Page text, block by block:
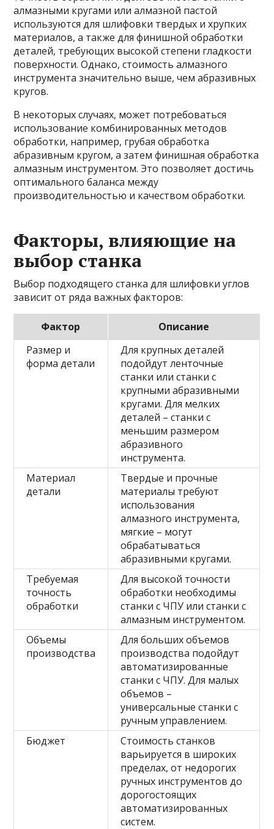
алмазными кругами или алмазной пастой
используются для шлифовки твердых и хрупких
материалов, а также для финишной обработки
деталей, требующих высокой степени гладкости
поверхности. Однако, стоимость алмазного
инструмента значительно выше, чем абразивных
кругов.
В некоторых случаях, может потребоваться
использование комбинированных методов
обработки, например, грубая обработка
абразивным кругом, а затем финишная обработка
алмазным инструментом. Это позволяет достичь
оптимального баланса между
производительностью и качеством обработки.
Факторы, влияющие на
выбор станка
Выбор подходящего станка для шлифовки углов
зависит от ряда важных факторов:
Фактор
Описание
Размер и
форма детали
Для крупных деталей
подойдут ленточные
станки или станки с
крупными абразивными
кругами. Для мелких
деталей – станки с
меньшим размером
абразивного
инструмента.
Материал
детали
Твердые и прочные
материалы требуют
использования
алмазного инструмента,
мягкие – могут
обрабатываться
абразивными кругами.
Требуемая
точность
обработки
Для высокой точности
обработки необходимы
станки с ЧПУ или станки с
алмазным инструментом.
Объемы
производства
Для больших объемов
производства подойдут
автоматизированные
станки с ЧПУ. Для малых
объемов –
универсальные станки с
ручным управлением.
Бюджет
Стоимость станков
варьируется в широких
пределах, от недорогих
ручных инструментов до
дорогостоящих
автоматизированных
систем.